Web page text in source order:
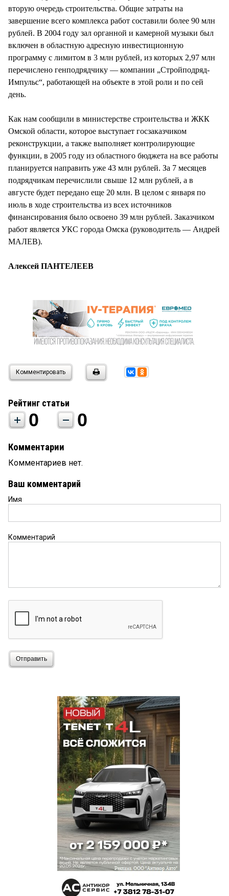
вторую очередь строительства. Общие затраты на
завершение всего комплекса работ составили более 90 млн
рублей. В 2004 году зал органной и камерной музыки был
включен в областную адресную инвестиционную
программу с лимитом в 3 млн рублей, из которых 2,97 млн
перечислено генподрядчику — компании „Стройподряд-
Импульс“, работающей на объекте в этой роли и по сей
день.
Как нам сообщили в министерстве строительства и ЖКК
Омской области, которое выступает госзаказчиком
реконструкции, а также выполняет контролирующие
функции, в 2005 году из областного бюджета на все работы
планируется направить уже 43 млн рублей. За 7 месяцев
подрядчикам перечислили свыше 12 млн рублей, а в
августе будет передано еще 20 млн. В целом с января по
июль в ходе строительства из всех источников
финансирования было освоено 39 млн рублей. Заказчиком
работ является УКС города Омска (руководитель — Андрей
МАЛЕВ).
Алексей ПАНТЕЛЕЕВ
Комментировать
Рейтинг статьи
0 0
Комментарии
Комментариев нет.
Ваш комментарий
Имя
Комментарий
Отправить